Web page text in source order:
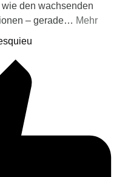
den wachsenden
– gerade… Mehr